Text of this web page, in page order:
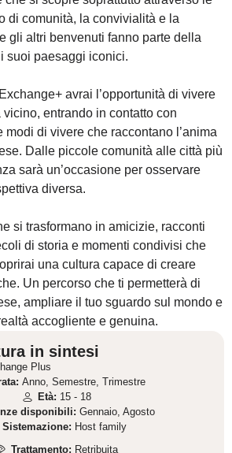
di comunità, la convivialità e la
gli altri benvenuti fanno parte della
suoi paesaggi iconici.
avrai l’opportunità di vivere
entrando in contatto con
di vivere che raccontano l’anima
Dalle piccole comunità alle città più
sarà un’occasione per osservare
diversa.
si trasformano in amicizie, racconti
di storia e momenti condivisi che
una cultura capace di creare
Un percorso che ti permetterà di
ampliare il tuo sguardo sul mondo e
accogliente e genuina.
in sintesi
Plus
Anno, Semestre, Trimestre
Età: 15 - 18
disponibili: Gennaio, Agosto
Sistemazione: Host family
Trattamento: Retribuita